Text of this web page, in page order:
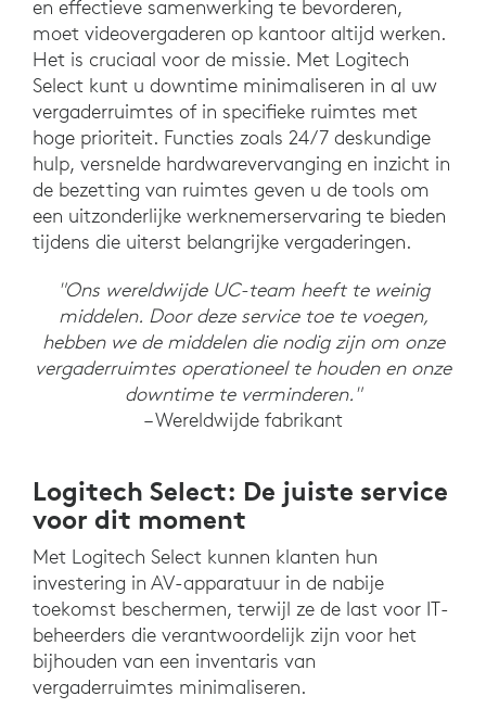
en effectieve samenwerking te bevorderen,
moet videovergaderen op kantoor altijd werken.
Het is cruciaal voor de missie. Met Logitech
Select kunt u downtime minimaliseren in al uw
vergaderruimtes of in specifieke ruimtes met
hoge prioriteit. Functies zoals 24/7 deskundige
hulp, versnelde hardwarevervanging en inzicht in
de bezetting van ruimtes geven u de tools om
een uitzonderlijke werknemerservaring te bieden
tijdens die uiterst belangrijke vergaderingen.
"Ons wereldwijde UC-team heeft te weinig
middelen. Door deze service toe te voegen,
hebben we de middelen die nodig zijn om onze
vergaderruimtes operationeel te houden en onze
downtime te verminderen."
– Wereldwijde fabrikant
Logitech Select: De juiste service
voor dit moment
Met Logitech Select kunnen klanten hun
investering in AV-apparatuur in de nabije
toekomst beschermen, terwijl ze de last voor IT-
beheerders die verantwoordelijk zijn voor het
bijhouden van een inventaris van
vergaderruimtes minimaliseren.